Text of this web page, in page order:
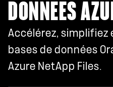
DONNÉES
Accélérez, simplifiez
bases de données
Azure NetApp Files.